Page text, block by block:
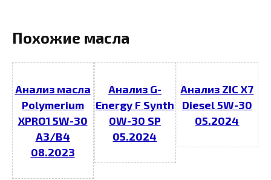
Похожие масла
Анализ масла
Polymerium
XPRO1 5W-30
A3/B4
08.2023
Анализ G-
Energy F Synth
0W-30 SP
05.2024
Анализ ZIC X7
Diesel 5W-30
05.2024